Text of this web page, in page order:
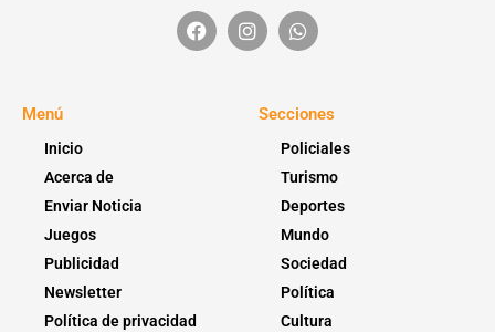
Menú
Inicio
Acerca de
Enviar Noticia
Juegos
Publicidad
Newsletter
Política de privacidad
Secciones
Policiales
Turismo
Deportes
Mundo
Sociedad
Política
Cultura